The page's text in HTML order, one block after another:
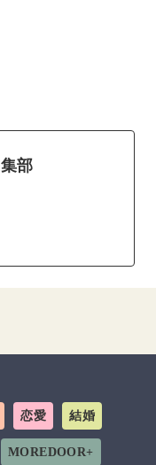
部
恋愛 結婚
MOREDOOR+